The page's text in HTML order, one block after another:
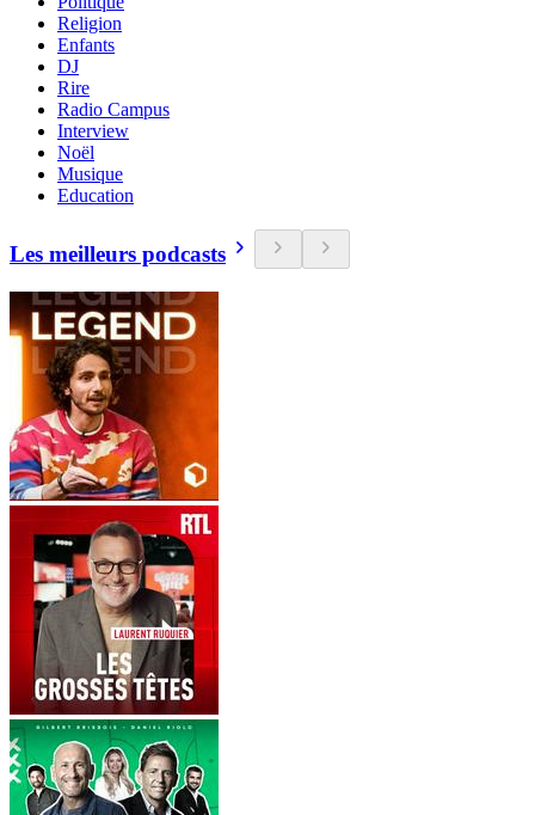
Religion
Enfants
DJ
Rire
Radio Campus
Interview
Noël
Musique
Education
Les meilleurs podcasts